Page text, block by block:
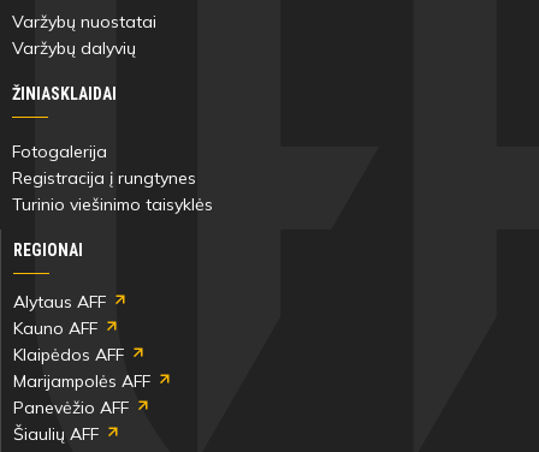
Varžybų nuostatai
Varžybų dalyvių
ŽINIASKLAIDAI
Fotogalerija
Registracija į rungtynes
Turinio viešinimo taisyklės
REGIONAI
Alytaus AFF
Kauno AFF
Klaipėdos AFF
Marijampolės AFF
Panevėžio AFF
Šiaulių AFF